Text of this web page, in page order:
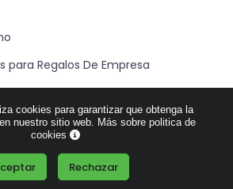
para Regalos De Empresa
Para Hombres
sobre regalos publicitarios
y detalles de boda personalizados
cookies para garantizar que obtenga la
nuestro sitio web. Más sobre politica de
cookies
Rechazar